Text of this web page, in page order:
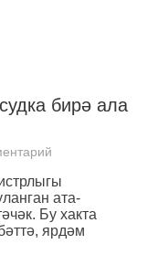
бирә ала
ата-
Бу хакта
ярдәм